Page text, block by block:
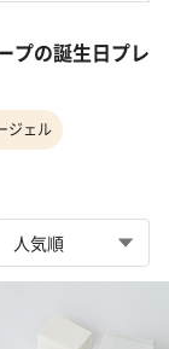
プの誕生日プレ
ジェル